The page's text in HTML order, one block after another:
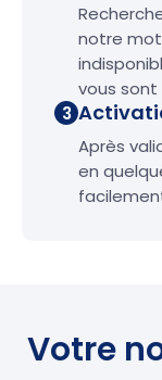
notre
vous
3
Après
en
Votre